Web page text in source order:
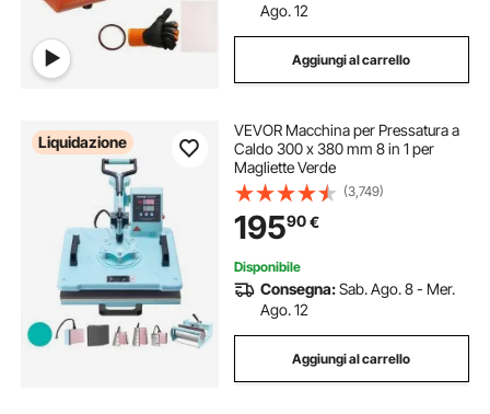
Ago. 12
Aggiungi al carrello
Liquidazione
VEVOR Macchina per Pressatura a
Caldo 300 x 380 mm 8 in 1 per
Magliette Verde
(3,749)
19590€
Disponibile
Consegna:Sab. Ago. 8 - Mer.
Ago. 12
Aggiungi al carrello